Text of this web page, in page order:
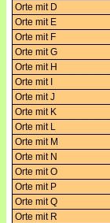
Orte mit D
Orte mit E
Orte mit F
Orte mit G
Orte mit H
Orte mit I
Orte mit J
Orte mit K
Orte mit L
Orte mit M
Orte mit N
Orte mit O
Orte mit P
Orte mit Q
Orte mit R